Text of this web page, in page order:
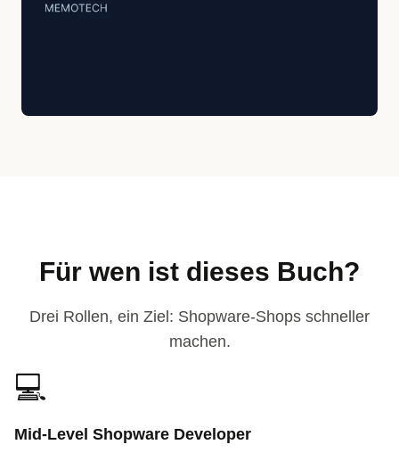
Für wen ist dieses Buch?
Drei Rollen, ein Ziel: Shopware-Shops schneller
machen.
💻
Mid-Level Shopware Developer